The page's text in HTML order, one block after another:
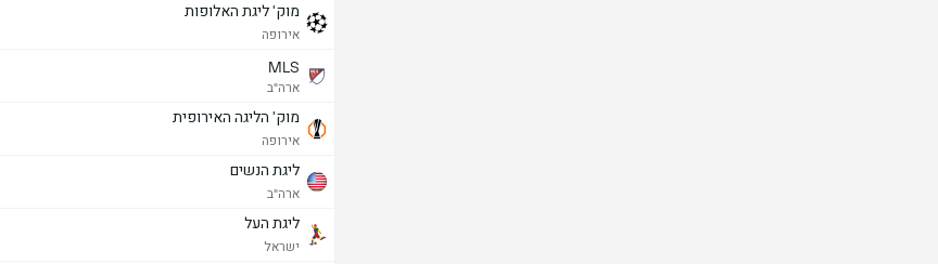
מוק' ליגת האלופות
אירופה
MLS
ארה"ב
מוק' הליגה האירופית
אירופה
ליגת הנשים
ארה"ב
ליגת העל
ישראל